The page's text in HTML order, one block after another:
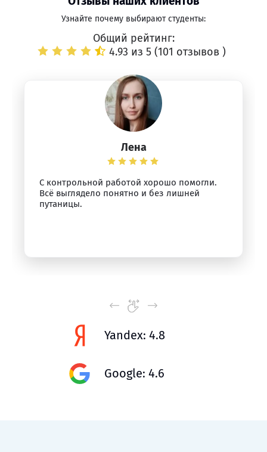
Узнайте почему выбирают студенты:
Общий рейтинг:
4.93 из 5 (101 отзывов )
Лена
С контрольной работой хорошо помогли.
Всё выглядело понятно и без лишней
путаницы.
Yandex: 4.8
Google: 4.6